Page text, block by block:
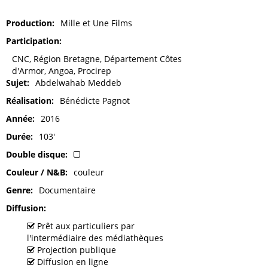
Production
Mille et Une Films
Participation
CNC, Région Bretagne, Département Côtes
d'Armor, Angoa, Procirep
Sujet
Abdelwahab Meddeb
Réalisation
Bénédicte Pagnot
Année
2016
Durée
103'
Double disque
Couleur / N&B
couleur
Genre
Documentaire
Diffusion
Prêt aux particuliers par
l'intermédiaire des médiathèques
Projection publique
Diffusion en ligne